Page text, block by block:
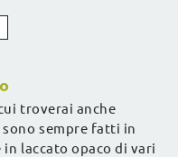
troverai anche
sempre fatti in
laccato opaco di vari